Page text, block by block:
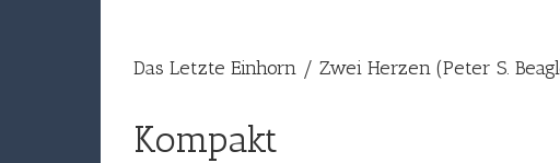
Das Letzte Einhorn / Zwei Herzen (Peter S.
Kompakt